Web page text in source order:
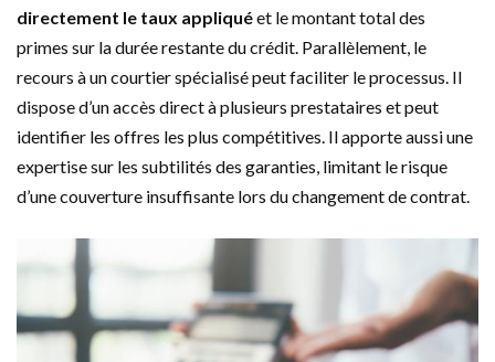
directement le taux appliquéet le montant total des
primes sur la durée restante du crédit. Parallèlement, le
recours à un courtier spécialisé peut faciliter le processus. Il
dispose d’un accès direct à plusieurs prestataires et peut
identifier les offres les plus compétitives. Il apporte aussi une
expertise sur les subtilités des garanties, limitant le risque
d’une couverture insuffisante lors du changement de contrat.